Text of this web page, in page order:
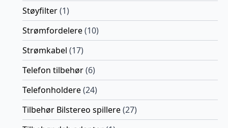
Støyfilter(1)
Strømfordelere(10)
Strømkabel (17)
Telefon tilbehør(6)
Telefonholdere(24)
Tilbehør Bilstereo spillere(27)